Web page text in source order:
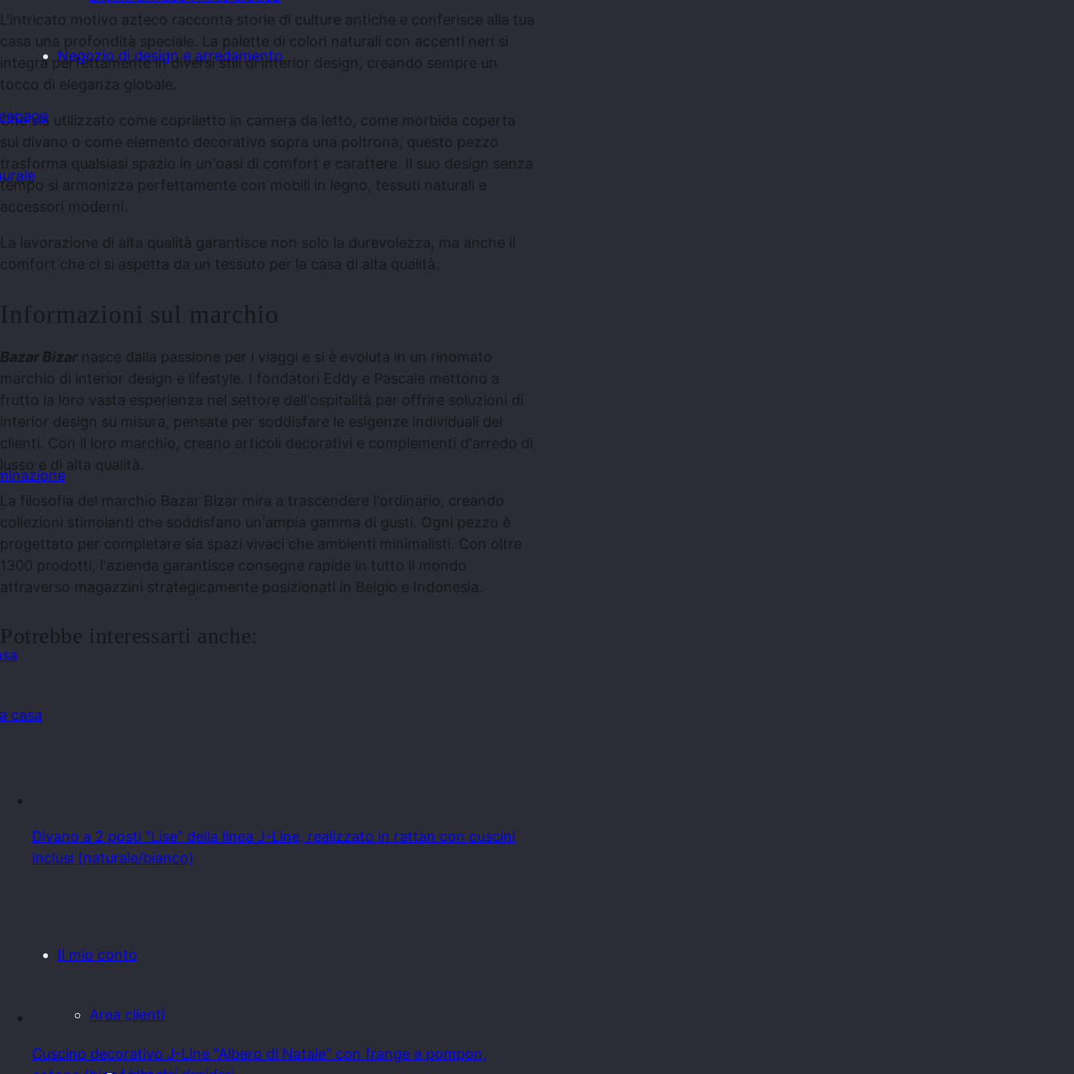
Negozio di design e arredamento
casa
Il mio conto
Area clienti
L'intricato motivo azteco racconta storie di culture antiche e conferisce alla tua
casa una profondità speciale. La palette di colori naturali con accenti neri si
integra perfettamente in diversi stili di interior design, creando sempre un
tocco di eleganza globale.
Che sia utilizzato come copriletto in camera da letto, come morbida coperta
sul divano o come elemento decorativo sopra una poltrona, questo pezzo
trasforma qualsiasi spazio in un'oasi di comfort e carattere. Il suo design senza
tempo si armonizza perfettamente con mobili in legno, tessuti naturali e
accessori moderni.
La lavorazione di alta qualità garantisce non solo la durevolezza, ma anche il
comfort che ci si aspetta da un tessuto per la casa di alta qualità.
Informazioni sul marchio
Bazar Bizar nasce dalla passione per i viaggi e si è evoluta in un rinomato
marchio di interior design e lifestyle. I fondatori Eddy e Pascale mettono a
frutto la loro vasta esperienza nel settore dell'ospitalità per offrire soluzioni di
interior design su misura, pensate per soddisfare le esigenze individuali dei
clienti. Con il loro marchio, creano articoli decorativi e complementi d'arredo di
lusso e di alta qualità.
La filosofia del marchio Bazar Bizar mira a trascendere l'ordinario, creando
collezioni stimolanti che soddisfano un'ampia gamma di gusti. Ogni pezzo è
progettato per completare sia spazi vivaci che ambienti minimalisti. Con oltre
1300 prodotti, l'azienda garantisce consegne rapide in tutto il mondo
attraverso magazzini strategicamente posizionati in Belgio e Indonesia.
Potrebbe interessarti anche:
Divano a 2 posti "Lise" della linea J-Line, realizzato in rattan con cuscini
inclusi (naturale/bianco)
Cuscino decorativo J-Line "Albero di Natale" con frange e pompon,